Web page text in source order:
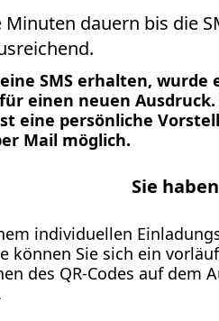
Minuten dauern bis die
SMS erhalten,
einen neuen
eine persönliche
Mail möglich.
Sie
individuellen
können Sie sich ein
des QR-Codes auf